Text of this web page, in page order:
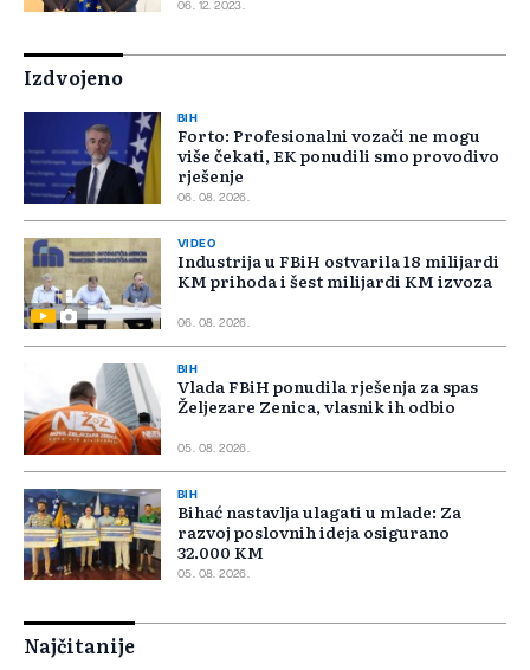
06. 12. 2023.
Izdvojeno
BIH
Forto: Profesionalni vozači ne mogu
više čekati, EK ponudili smo provodivo
rješenje
06. 08. 2026.
VIDEO
Industrija u FBiH ostvarila 18 milijardi
KM prihoda i šest milijardi KM izvoza
06. 08. 2026.
BIH
Vlada FBiH ponudila rješenja za spas
Željezare Zenica, vlasnik ih odbio
05. 08. 2026.
BIH
Bihać nastavlja ulagati u mlade: Za
razvoj poslovnih ideja osigurano
32.000 KM
05. 08. 2026.
Najčitanije